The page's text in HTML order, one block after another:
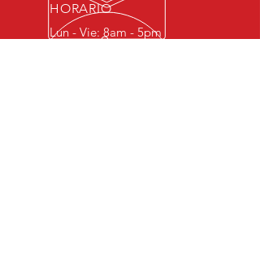
HORARIO
Lun - Vie: 8am - 5pm